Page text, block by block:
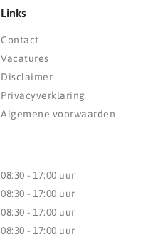
Links
Contact
Vacatures
Disclaimer
Privacyverklaring
Algemene voorwaarden
08:30 - 17:00 uur
08:30 - 17:00 uur
08:30 - 17:00 uur
08:30 - 17:00 uur